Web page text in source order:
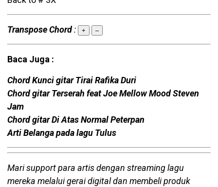
Transpose Chord: + –
Baca Juga :
Chord Kunci gitar Tirai Rafika Duri
Chord gitar Terserah feat Joe Mellow Mood Steven
Jam
Chord gitar Di Atas Normal Peterpan
Arti Belanga pada lagu Tulus
Mari support para artis dengan streaming lagu
mereka melalui gerai digital dan membeli produk